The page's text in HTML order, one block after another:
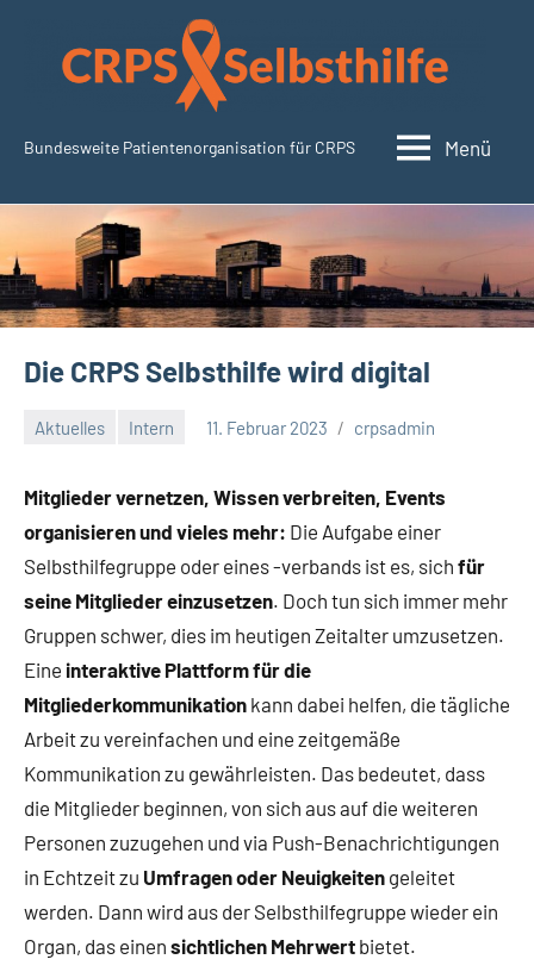
springen
CRPSSelbsthilfe.org
Bundesweite Patientenorganisation für CRPS Menü
Die CRPS Selbsthilfe wird digital
Aktuelles Intern 11. Februar 2023 crpsadmin
Mitglieder vernetzen, Wissen verbreiten, Events
organisieren und vieles mehr: Die Aufgabe einer
Selbsthilfegruppe oder eines -verbands ist es, sich für
seine Mitglieder einzusetzen. Doch tun sich immer mehr
Gruppen schwer, dies im heutigen Zeitalter umzusetzen.
Eine interaktive Plattform für die
Mitgliederkommunikation kann dabei helfen, die tägliche
Arbeit zu vereinfachen und eine zeitgemäße
Kommunikation zu gewährleisten. Das bedeutet, dass
die Mitglieder beginnen, von sich aus auf die weiteren
Personen zuzugehen und via Push-Benachrichtigungen
in Echtzeit zu Umfragen oder Neuigkeiten geleitet
werden. Dann wird aus der Selbsthilfegruppe wieder ein
Organ, das einen sichtlichen Mehrwert bietet.